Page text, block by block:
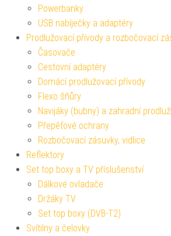
Powerbanky
USB nabíječky a adaptéry
Prodlužovací přívody a rozbočovací
Časovače
Cestovní adaptéry
Domácí prodlužovací přívody
Flexo šňůry
Navijáky (bubny) a zahradní
Přepěťové ochrany
Rozbočovací zásuvky, vidlice
Reflektory
Set top boxy a TV příslušenství
Dálkové ovladače
Držáky TV
Set top boxy (DVB-T2)
Svítilny a čelovky